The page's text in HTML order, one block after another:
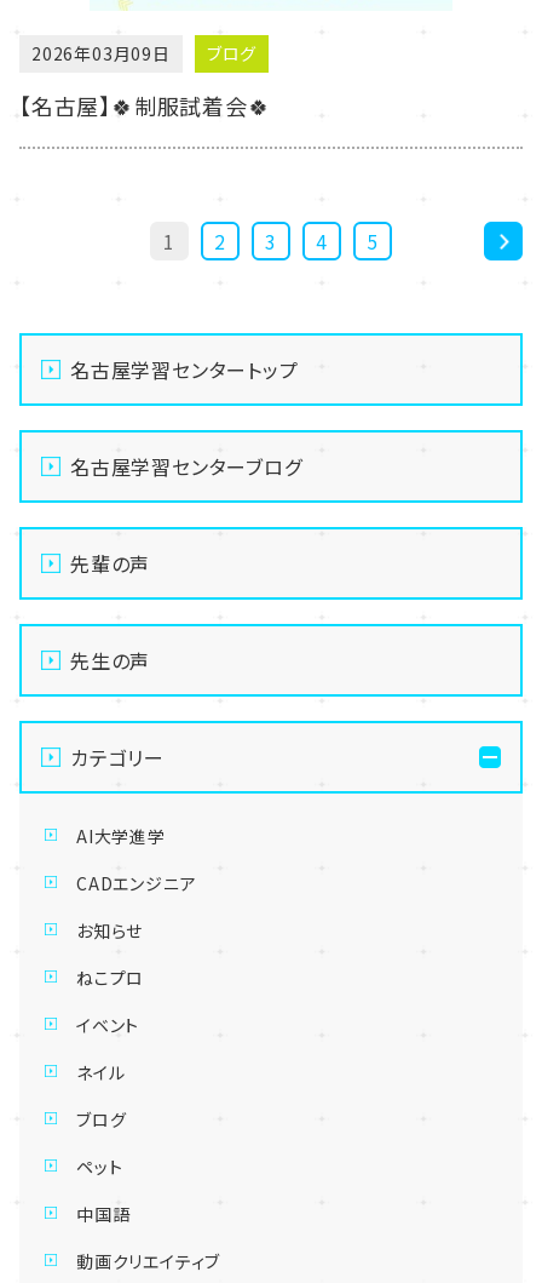
2026年03月09日 ブログ
【名古屋】🍀制服試着会🍀
1 2 3 4
5
名古屋学習センタートップ
名古屋学習センターブログ
先輩の声
先生の声
カテゴリー
AI大学進学
CADエンジニア
お知らせ
ねこプロ
イベント
ネイル
ブログ
ペット
中国語
動画クリエイティブ